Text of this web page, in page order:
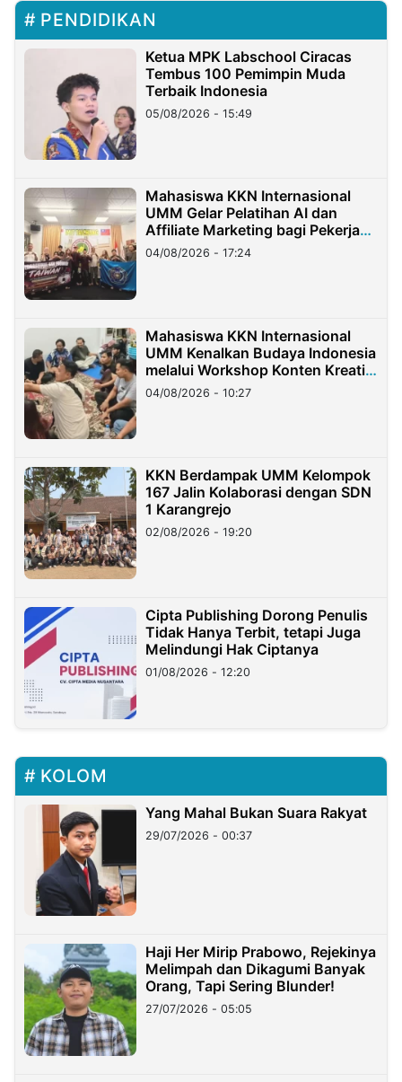
PENDIDIKAN
Ketua MPK Labschool Ciracas
Tembus 100 Pemimpin Muda
Terbaik Indonesia
05/08/2026 - 15:49
Mahasiswa KKN Internasional
UMM Gelar Pelatihan AI dan
Affiliate Marketing bagi Pekerja
Migran Indonesia di Taiwan
04/08/2026 - 17:24
Mahasiswa KKN Internasional
UMM Kenalkan Budaya Indonesia
melalui Workshop Konten Kreatif
di Taiwan
04/08/2026 - 10:27
KKN Berdampak UMM Kelompok
167 Jalin Kolaborasi dengan SDN
1 Karangrejo
02/08/2026 - 19:20
Cipta Publishing Dorong Penulis
Tidak Hanya Terbit, tetapi Juga
Melindungi Hak Ciptanya
01/08/2026 - 12:20
KOLOM
Yang Mahal Bukan Suara Rakyat
29/07/2026 - 00:37
Haji Her Mirip Prabowo, Rejekinya
Melimpah dan Dikagumi Banyak
Orang, Tapi Sering Blunder!
27/07/2026 - 05:05